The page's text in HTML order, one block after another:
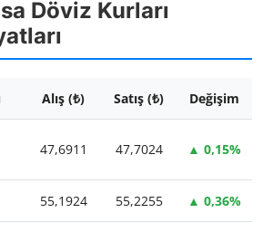
Döviz Kurları
Alış (₺) Satış (₺) Değişim
47,6911 47,7024 ▲ 0,15%
55,1924 55,2255 ▲ 0,36%